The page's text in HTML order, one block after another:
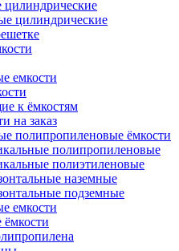
цилиндрические
цилиндрические
емкости
к ёмкостям
на заказ
полипропиленовые ёмкости
полипропиленовые
полиэтиленовые
наземные
подземные
емкости